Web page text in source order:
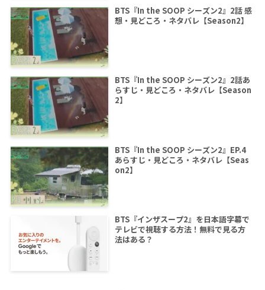
BTS『In the SOOP シーズン2』2話 感
想・見どころ・ネタバレ【Season2】
BTS『In the SOOP シーズン2』2話あ
らすじ・見どころ・ネタバレ【Season
2】
BTS『In the SOOP シーズン2』EP.4
あらすじ・見どころ・ネタバレ【Seas
on2】
BTS『インザスープ2』を日本語字幕で
テレビで視聴する方法！無料で見る方
法はある？